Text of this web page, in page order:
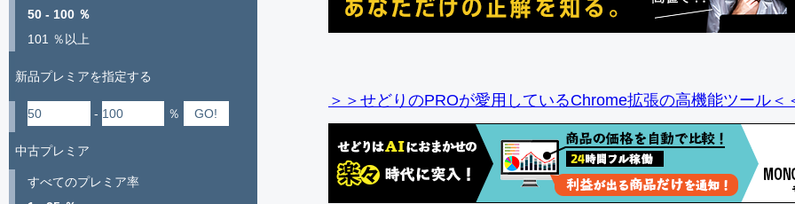
＞＞せどりのPROが愛用しているChrome拡張の高機能ツール＜
50 - 100 ％
101 ％以上
新品プレミアを指定する
- ％
中古プレミア
すべてのプレミア率